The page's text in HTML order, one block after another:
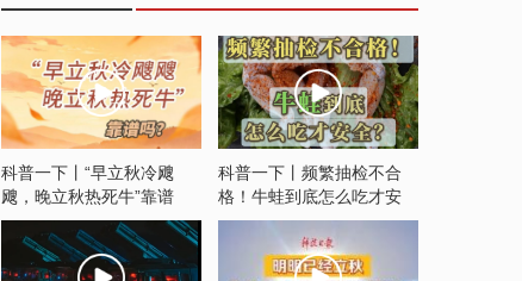
科普一下丨“早立秋冷飕
飕，晚立秋热死牛”靠谱
吗？
科普一下丨频繁抽检不合
格！牛蛙到底怎么吃才安
全？